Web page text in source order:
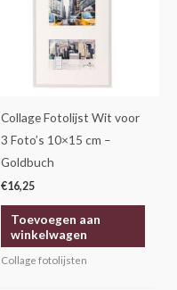
Collage Fotolijst Wit voor
3 Foto’s 10×15 cm –
Goldbuch
€16,25
Toevoegen aan
winkelwagen
Collage fotolijsten